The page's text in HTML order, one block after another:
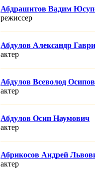
Абдрашитов Вадим
режисcер
Абдулов Александр
актер
Абдулов Всеволод
актер
Абдулов Осип Наумович
актер
Абрикосов Андрей
актер